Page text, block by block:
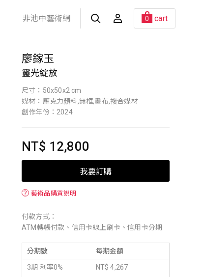
非池中藝術網 0 cart
廖鎵玉
靈光綻放
尺寸：50x50x2 cm
媒材：壓克力顏料,無框,畫布,複合媒材
創作年份：2024
NT$ 12,800
我要訂購
？ 藝術品購買說明
付款方式：
ATM轉帳付款、信用卡線上刷卡、信用卡分期
分期數 每期金額
3期 利率0%
NT$ 4,267